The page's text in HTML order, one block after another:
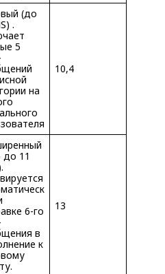
(до
.
5
на
10,4
до 11
6-го
в
к
13